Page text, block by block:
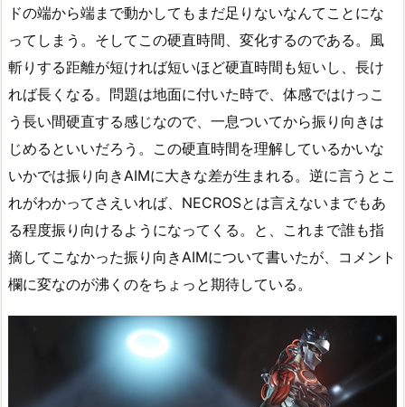
ドの端から端まで動かしてもまだ足りないなんてことにな
ってしまう。そしてこの硬直時間、変化するのである。風
斬りする距離が短ければ短いほど硬直時間も短いし、長け
れば長くなる。問題は地面に付いた時で、体感ではけっこ
う長い間硬直する感じなので、一息ついてから振り向きは
じめるといいだろう。この硬直時間を理解しているかいな
いかでは振り向きAIMに大きな差が生まれる。逆に言うとこ
れがわかってさえいれば、NECROSとは言えないまでもあ
る程度振り向けるようになってくる。と、これまで誰も指
摘してこなかった振り向きAIMについて書いたが、コメント
欄に変なのが沸くのをちょっと期待している。